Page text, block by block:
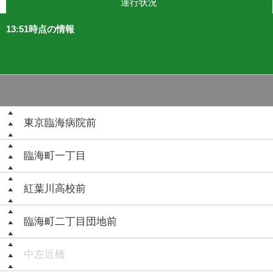
運行状況
13:51時点の情報
東京臨海病院前
臨海町一丁目
紅葉川高校前
臨海町二丁目団地前
中左近橋